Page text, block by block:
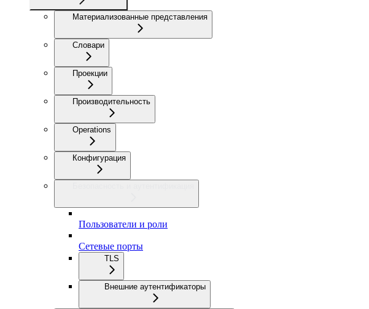
Материализованные представления
Словари
Проекции
Производительность
Operations
Конфигурация
Пользователи и роли
Сетевые порты
TLS
Внешние аутентификаторы